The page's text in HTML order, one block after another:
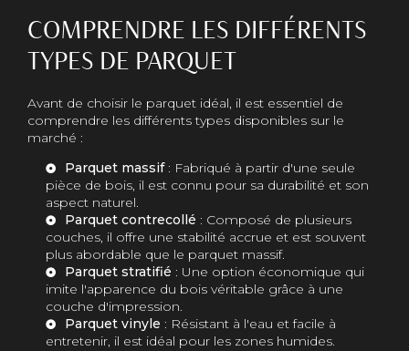
COMPRENDRE LES DIFFÉRENTS
TYPES DE PARQUET
Avant de choisir le parquet idéal, il est essentiel de
comprendre les différents types disponibles sur le
marché :
Parquet massif: Fabriqué à partir d'une seule
pièce de bois, il est connu pour sa durabilité et son
aspect naturel.
Parquet contrecollé : Composé de plusieurs
couches, il offre une stabilité accrue et est souvent
plus abordable que le parquet massif.
Parquet stratifié : Une option économique qui
imite l'apparence du bois véritable grâce à une
couche d'impression.
Parquet vinyle : Résistant à l'eau et facile à
entretenir, il est idéal pour les zones humides.